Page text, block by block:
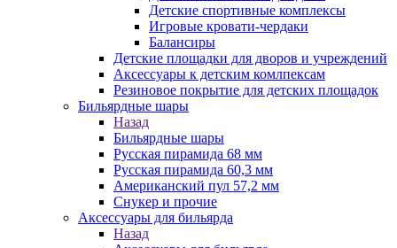
Детские спортивные комплексы
Игровые кровати-чердаки
Балансиры
Детские площадки для дворов и учреждений
Аксессуары к детским комлпексам
Резиновое покрытие для детских площадок
Бильярдные шары
Назад
Бильярдные шары
Русская пирамида 68 мм
Русская пирамида 60,3 мм
Американский пул 57,2 мм
Снукер и прочие
Аксессуары для бильярда
Назад